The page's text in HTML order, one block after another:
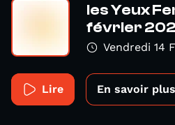
les Yeux
février
Vendredi 14
Lire En savoir plus